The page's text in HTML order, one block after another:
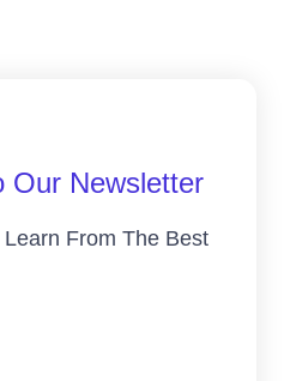
Our Newsletter
From The Best